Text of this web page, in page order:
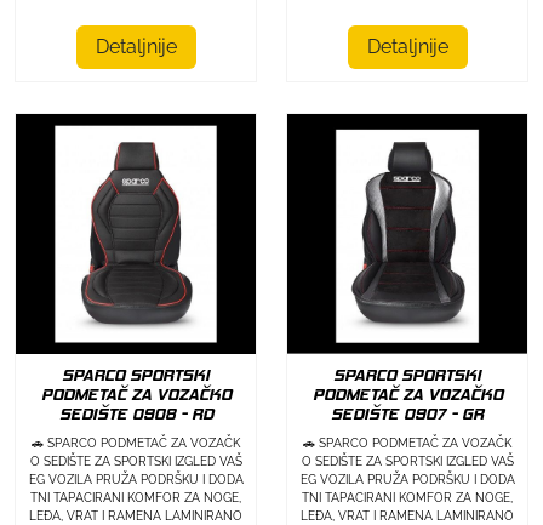
Detaljnije Detaljnije
SPARCO SPORTSKI
PODMETAČ ZA VOZAČKO
SEDIŠTE 0908 - RD
🚗 SPARCO PODMETAČ ZA VOZAČK
O SEDIŠTE ZA SPORTSKI IZGLED VAŠ
EG VOZILA PRUŽA PODRŠKU I DODA
TNI TAPACIRANI KOMFOR ZA NOGE,
LEĐA, VRAT I RAMENA LAMINIRANO
SPARCO SPORTSKI
PODMETAČ ZA VOZAČKO
SEDIŠTE 0907 - GR
🚗 SPARCO PODMETAČ ZA VOZAČK
O SEDIŠTE ZA SPORTSKI IZGLED VAŠ
EG VOZILA PRUŽA PODRŠKU I DODA
TNI TAPACIRANI KOMFOR ZA NOGE,
LEĐA, VRAT I RAMENA LAMINIRANO